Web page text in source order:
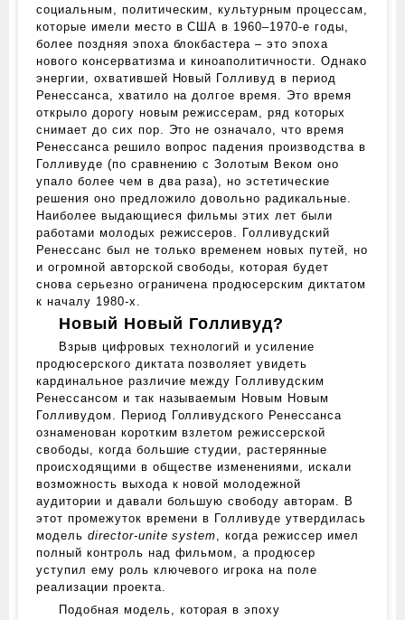
социальным, политическим, культурным процессам,
которые имели место в США в 1960–1970‑е годы,
более поздняя эпоха блокбастера – это эпоха
нового консерватизма и киноаполитичности. Однако
энергии, охватившей Новый Голливуд в период
Ренессанса, хватило на долгое время. Это время
открыло дорогу новым режиссерам, ряд которых
снимает до сих пор. Это не означало, что время
Ренессанса решило вопрос падения производства в
Голливуде (по сравнению с Золотым Веком оно
упало более чем в два раза), но эстетические
решения оно предложило довольно радикальные.
Наиболее выдающиеся фильмы этих лет были
работами молодых режиссеров. Голливудский
Ренессанс был не только временем новых путей, но
и огромной авторской свободы, которая будет
снова серьезно ограничена продюсерским диктатом
к началу 1980‑х.
Новый Новый Голливуд?
Взрыв цифровых технологий и усиление
продюсерского диктата позволяет увидеть
кардинальное различие между Голливудским
Ренессансом и так называемым Новым Новым
Голливудом. Период Голливудского Ренессанса
ознаменован коротким взлетом режиссерской
свободы, когда большие студии, растерянные
происходящими в обществе изменениями, искали
возможность выхода к новой молодежной
аудитории и давали большую свободу авторам. В
этот промежуток времени в Голливуде утвердилась
модель director-unite system , когда режиссер имел
полный контроль над фильмом, а продюсер
уступил ему роль ключевого игрока на поле
реализации проекта.
Подобная модель, которая в эпоху